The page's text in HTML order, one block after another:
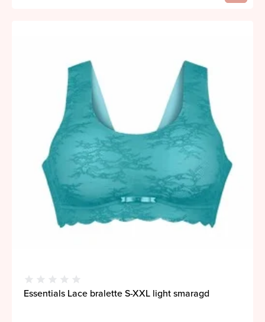
Essentials Lace bralette S-XXL light smaragd